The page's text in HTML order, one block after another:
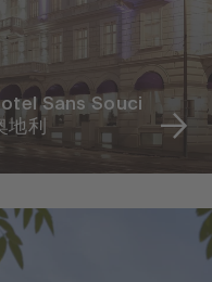
Sans Souci
地利